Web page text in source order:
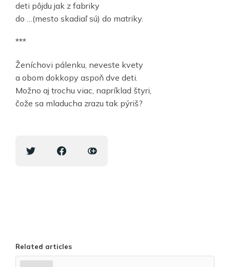
deti pôjdu jak z fabriky
do …(mesto skadiaľ sú) do matriky.
***
Ženíchovi pálenku, neveste kvety
a obom dokkopy aspoň dve deti.
Možno aj trochu viac, napríklad štyri,
čože sa mladucha zrazu tak pýriš?
Related articles